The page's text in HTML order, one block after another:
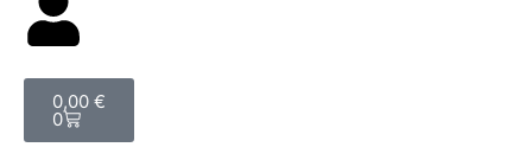
0,00 €
0
Cart